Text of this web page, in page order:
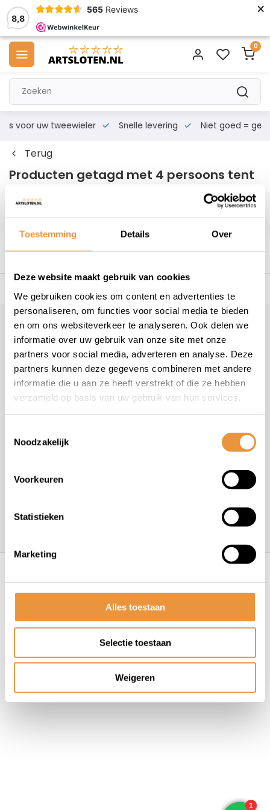
Toestemming Details Over
Deze website maakt gebruik van cookies
We gebruiken cookies om content en advertenties te
personaliseren, om functies voor social media te bieden
en om ons websiteverkeer te analyseren. Ook delen we
informatie over uw gebruik van onze site met onze
partners voor social media, adverteren en analyse. Deze
partners kunnen deze gegevens combineren met andere
informatie die u aan ze heeft verstrekt of die ze hebben
verzameld op basis van uw gebruik van hun services.
Noodzakelijk
Voorkeuren
Statistieken
Marketing
Alles toestaan
Selectie toestaan
Weigeren
8,8
565 Reviews ×
0
voor uw tweewieler Snelle levering Niet goed = geld
Terug
Producten getagd met 4 persoons tent
Filters
Klantenservice geopend
Veelgestelde vragen
+31 78 780 2330
info@artsloten.nl
Algemene voorwaarden Disclaimer
Privacy
Policy
Sitemap